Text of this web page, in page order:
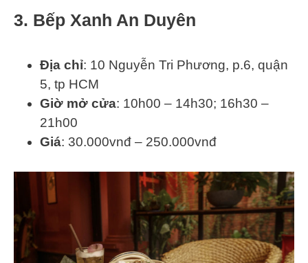
3. Bếp Xanh An Duyên
Địa chỉ: 10 Nguyễn Tri Phương, p.6, quận
5, tp HCM
Giờ mở cửa: 10h00 – 14h30; 16h30 –
21h00
Giá: 30.000vnđ – 250.000vnđ